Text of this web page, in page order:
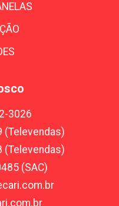
3026
(Televendas)
(Televendas)
(SAC)